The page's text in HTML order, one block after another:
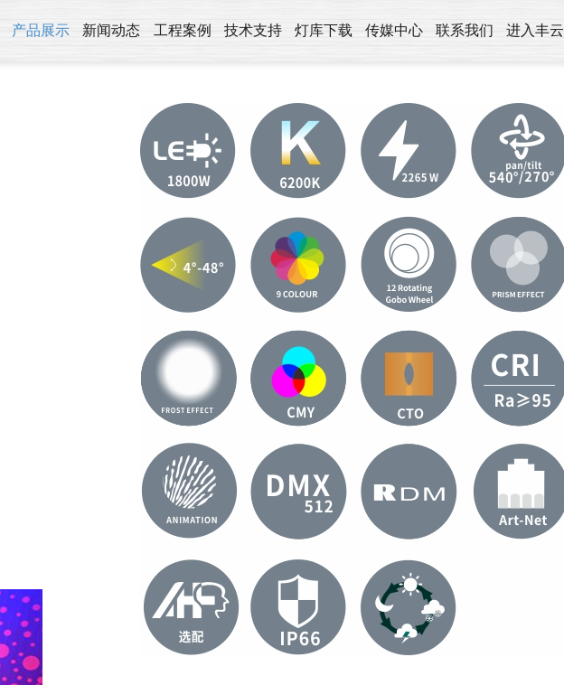
产品展示 新闻动态 工程案例 技术支持 灯库下载 传媒中心 联系我们 进入丰云